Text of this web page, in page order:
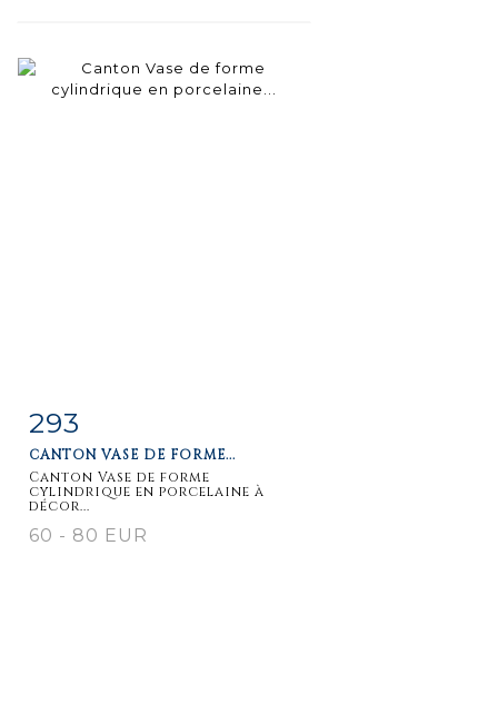
Fiche
détaillée
293
CANTON VASE DE FORME...
Canton Vase de forme
cylindrique en porcelaine à
décor...
60 - 80 EUR